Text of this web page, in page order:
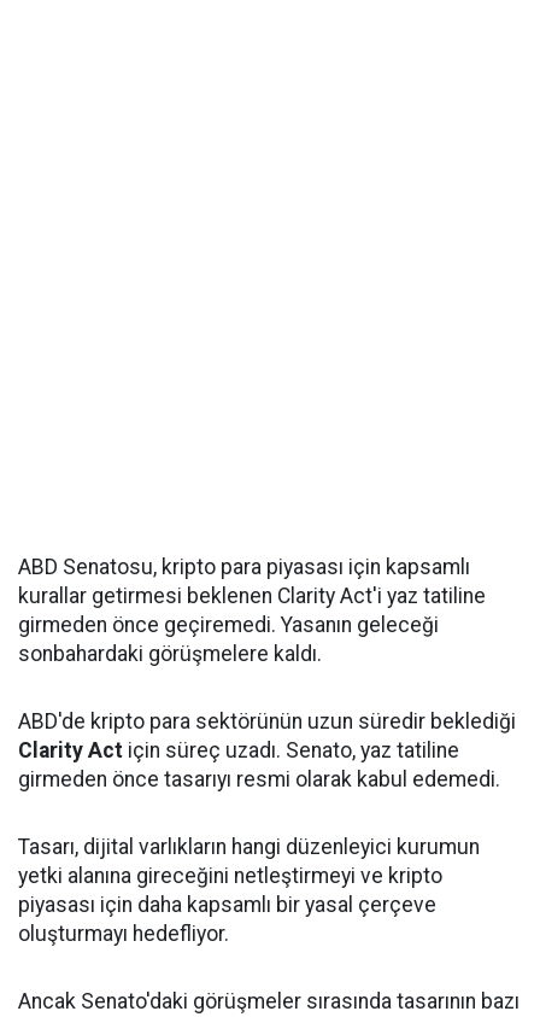
ABD Senatosu, kripto para piyasası için kapsamlı
kurallar getirmesi beklenen Clarity Act'i yaz tatiline
girmeden önce geçiremedi. Yasanın geleceği
sonbahardaki görüşmelere kaldı.
ABD'de kripto para sektörünün uzun süredir beklediği
Clarity Act için süreç uzadı. Senato, yaz tatiline
girmeden önce tasarıyı resmi olarak kabul edemedi.
Tasarı, dijital varlıkların hangi düzenleyici kurumun
yetki alanına gireceğini netleştirmeyi ve kripto
piyasası için daha kapsamlı bir yasal çerçeve
oluşturmayı hedefliyor.
Ancak Senato'daki görüşmeler sırasında tasarının bazı